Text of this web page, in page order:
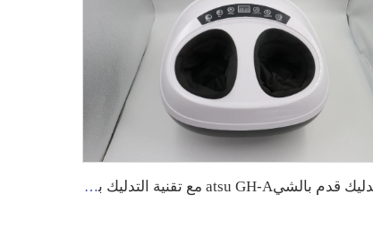
جهاز تدليك قدم بالشيatsu GH-A مع تقنية التدليك بالضغط الحراري والعلاج بالنقاط العصبية